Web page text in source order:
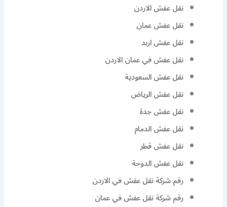
نقل عفش الاردن
نقل عفش عمان
نقل عفش اربد
نقل عفش في عمان الاردن
نقل عفش السعودية
نقل عفش الرياض
نقل عفش جدة
نقل عفش الدمام
نقل عفش قطر
نقل عفش الدوحة
رقم شركة نقل عفش في الاردن
رقم شركة نقل عفش في عمان